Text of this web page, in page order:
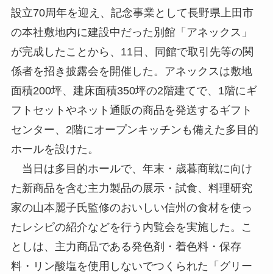
設立70周年を迎え、記念事業として長野県上田市
の本社敷地内に建設中だった別館「アネックス」
が完成したことから、11日、同館で取引先等の関
係者を招き披露会を開催した。アネックスは敷地
面積200坪、建床面積350坪の2階建てで、1階にギ
フトセットやネット通販の商品を発送するギフト
センター、2階にオープンキッチンも備えた多目的
ホールを設けた。
当日は多目的ホールで、年末・歳暮商戦に向け
た新商品を含む主力製品の展示・試食、料理研究
家の山本麗子氏監修のおいしい信州の食材を使っ
たレシピの紹介などを行う内覧会を実施した。こ
としは、主力商品である発色剤・着色料・保存
料・リン酸塩を使用しないでつくられた「グリー